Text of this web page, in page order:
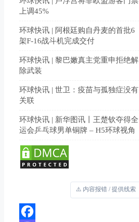
上调45%
环球快讯 | 阿根廷购自丹麦的首批6
架F-16战斗机完成交付
环球快讯 | 黎巴嫩真主党重申拒绝解
除武装
环球快讯 | 世卫：疫苗与孤独症没有
关联
环球快讯 | 新华图讯丨王楚钦夺得全
运会乒乓球男单铜牌 – H5环球视角
⚠️ 内容报错 / 提供线索